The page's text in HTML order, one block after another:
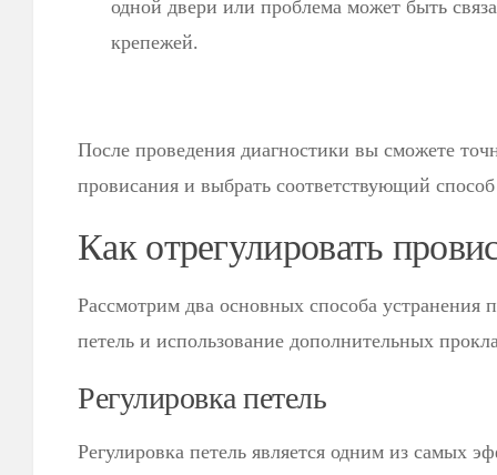
одной двери или проблема может быть
крепежей.
После проведения диагностики вы сможете
провисания и выбрать соответствующий
Как отрегулировать
Рассмотрим два основных способа устранения
петель и использование дополнительных
Регулировка петель
Регулировка петель является одним из самых